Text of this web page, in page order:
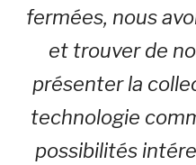
fermées, nous
et trouver de
présenter la
technologie
possibilités